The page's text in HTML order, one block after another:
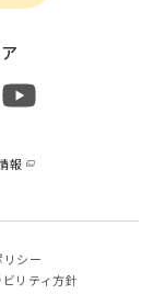
報
リシー
リティ方針